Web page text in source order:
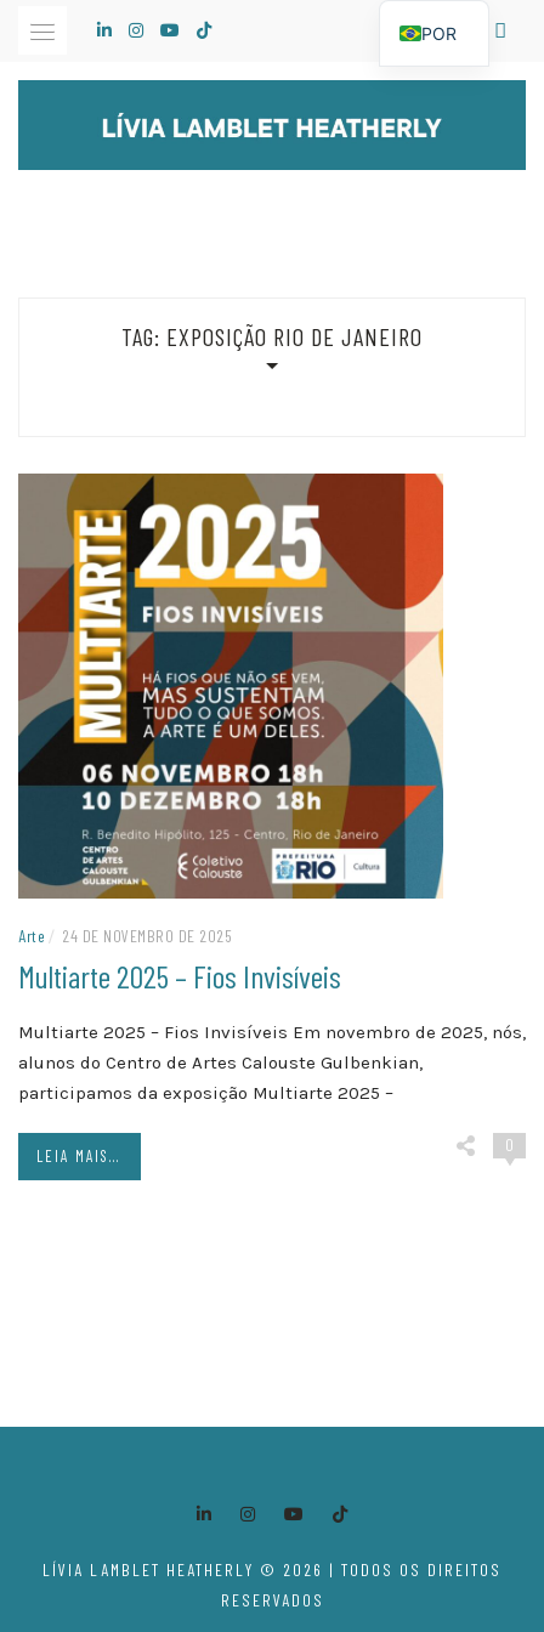
TAG: EXPOSIÇÃO RIO DE JANEIRO
Arte / 24 DE NOVEMBRO DE 2025
Multiarte 2025 – Fios Invisíveis
Multiarte 2025 – Fios Invisíveis Em novembro de 2025, nós,
alunos do Centro de Artes Calouste Gulbenkian,
participamos da exposição Multiarte 2025 –
0
LEIA MAIS...
LÍVIA LAMBLET HEATHERLY © 2026 | TODOS OS DIREITOS
RESERVADOS
POR